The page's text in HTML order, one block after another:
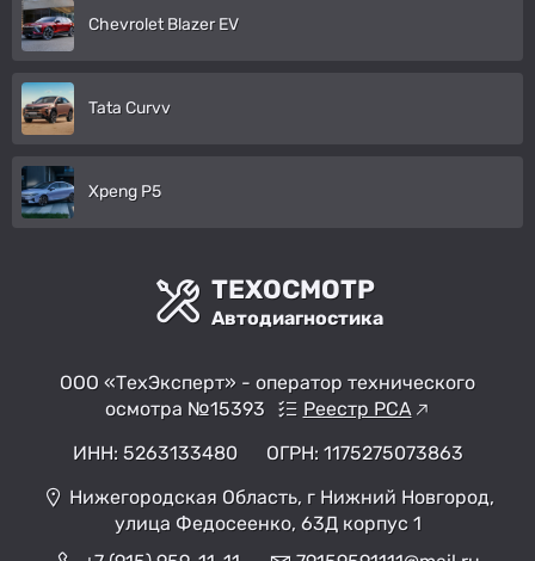
Chevrolet Blazer EV
Tata Curvv
Xpeng P5
ТЕХОСМОТР
Автодиагностика
ООО «ТехЭксперт» - оператор технического
осмотра №15393
Реестр РСА
ИНН: 5263133480
ОГРН: 1175275073863
Нижегородская Область, г Нижний Новгород,
улица Федосеенко, 63Д корпус 1